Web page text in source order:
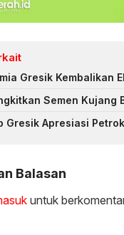
Gresik Kembalikan
Semen Kujang
Gresik Apresiasi
Balasan
untuk